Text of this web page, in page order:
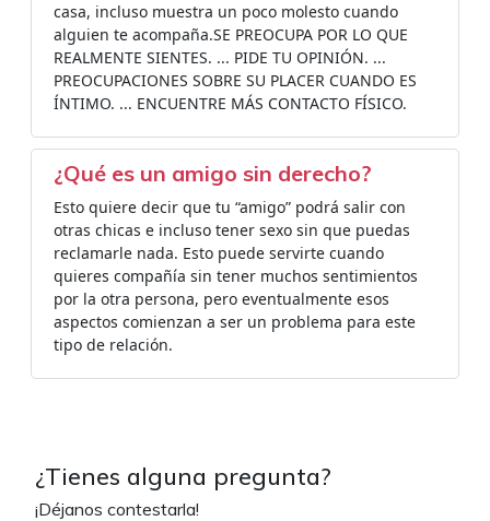
casa, incluso muestra un poco molesto cuando
alguien te acompaña.SE PREOCUPA POR LO QUE
REALMENTE SIENTES. ... PIDE TU OPINIÓN. ...
PREOCUPACIONES SOBRE SU PLACER CUANDO ES
ÍNTIMO. ... ENCUENTRE MÁS CONTACTO FÍSICO.
¿Qué es un amigo sin derecho?
Esto quiere decir que tu “amigo” podrá salir con
otras chicas e incluso tener sexo sin que puedas
reclamarle nada. Esto puede servirte cuando
quieres compañía sin tener muchos sentimientos
por la otra persona, pero eventualmente esos
aspectos comienzan a ser un problema para este
tipo de relación.
¿Tienes alguna pregunta?
¡Déjanos contestarla!